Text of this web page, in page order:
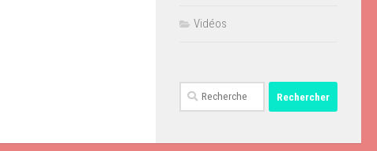
Vidéos
Rechercher :